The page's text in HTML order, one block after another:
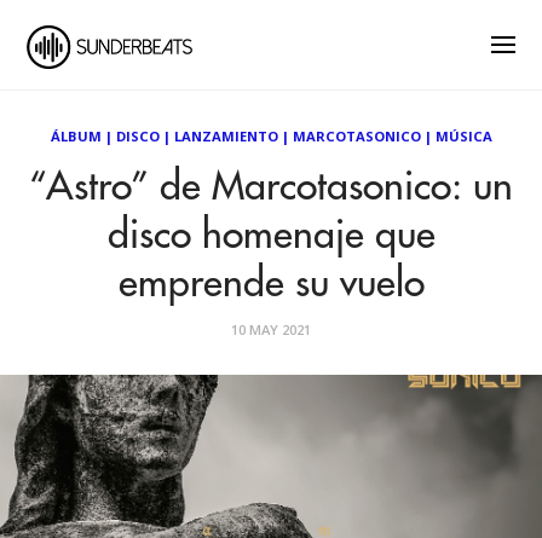
ÁLBUM | DISCO| LANZAMIENTO| MARCOTASONICO| MÚSICA
“Astro” de Marcotasonico: un
disco homenaje que
emprende su vuelo
10 MAY 2021